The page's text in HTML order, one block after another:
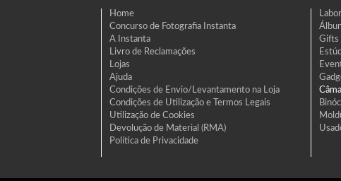
Home
Concurso de Fotografia Instanta
A Instanta
Livro de Reclamações
Lojas
Ajuda
Condições de Envio/Levantamento na Loja
Condições de Utilização e Termos Legais
Utilização de Cookies
Devolução de Material (RMA)
Política de Privacidade
Gifts